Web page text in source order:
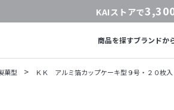
KAIストアで
商品を探すブランドか
菓型 > ＫＫ アルミ箔カップケーキ型９号・２０枚入